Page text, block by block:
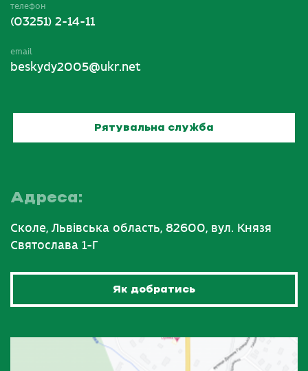
телефон
(03251) 2-14-11
email
beskydy2005@ukr.net
Рятувальна служба
Адреса:
Сколе, Львівська область, 82600, вул. Князя
Святослава 1-Г
Як добратись